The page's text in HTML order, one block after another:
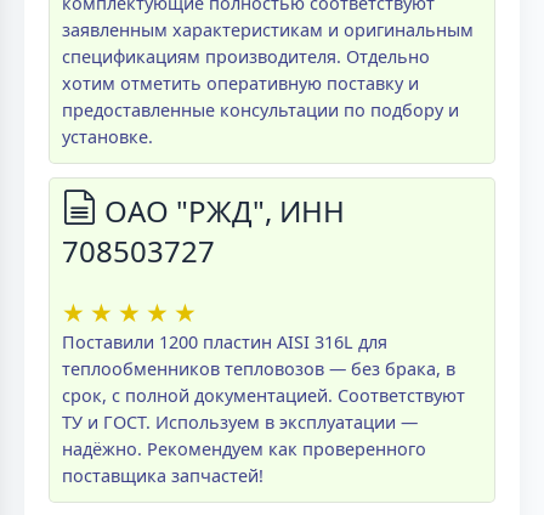
заявленным характеристикам и оригинальным
спецификациям производителя. Отдельно
хотим отметить оперативную поставку и
предоставленные консультации по подбору и
установке.
ОАО "РЖД", ИНН
708503727
★ ★ ★ ★ ★
Поставили 1200 пластин AISI 316L для
теплообменников тепловозов — без брака, в
срок, с полной документацией. Соответствуют
ТУ и ГОСТ. Используем в эксплуатации —
надёжно. Рекомендуем как проверенного
поставщика запчастей!